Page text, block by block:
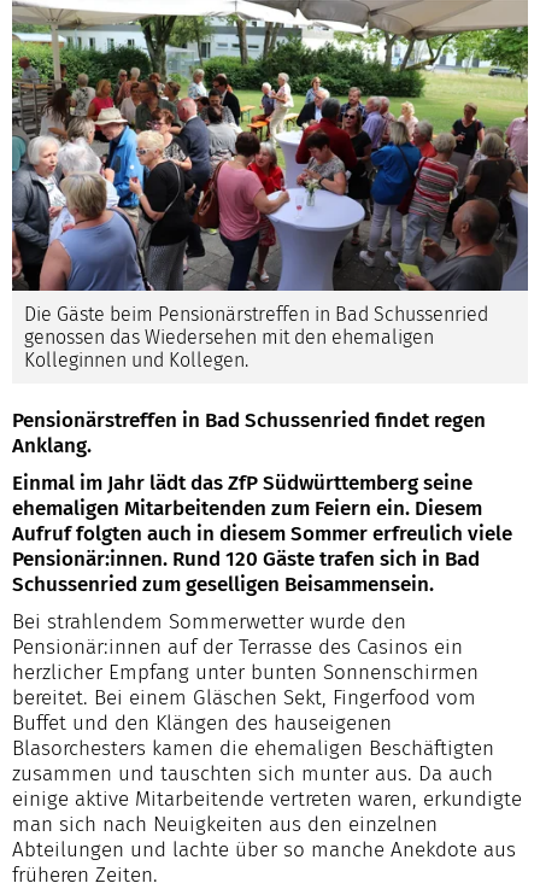
Die Gäste beim Pensionärstreffen in Bad Schussenried
genossen das Wiedersehen mit den ehemaligen
Kolleginnen und Kollegen.
Pensionärstreffen in Bad Schussenried findet regen
Anklang.
Einmal im Jahr lädt das ZfP Südwürttemberg seine
ehemaligen Mitarbeitenden zum Feiern ein. Diesem
Aufruf folgten auch in diesem Sommer erfreulich viele
Pensionär:innen. Rund 120 Gäste trafen sich in Bad
Schussenried zum geselligen Beisammensein.
Bei strahlendem Sommerwetter wurde den
Pensionär:innen auf der Terrasse des Casinos ein
herzlicher Empfang unter bunten Sonnenschirmen
bereitet. Bei einem Gläschen Sekt, Fingerfood vom
Buffet und den Klängen des hauseigenen
Blasorchesters kamen die ehemaligen Beschäftigten
zusammen und tauschten sich munter aus. Da auch
einige aktive Mitarbeitende vertreten waren, erkundigte
man sich nach Neuigkeiten aus den einzelnen
Abteilungen und lachte über so manche Anekdote aus
früheren Zeiten.